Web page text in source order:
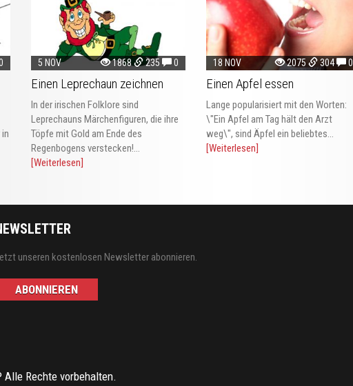
5 NOV 1868 235 0
Einen Leprechaun zeichnen
In der irischen Folklore sind
Leprechauns Märchenfiguren, die ihre
Töpfe mit Gold am Ende des
Regenbogens verstecken!...
[Weiterlesen]
18 NOV 2075 304 0
Einen Apfel essen
Lange popularisiert mit den Worten:
\"Ein Apfel am Tag hält den Arzt
weg\", sind Äpfel ein beliebtes...
[Weiterlesen]
unseren kostenlosen Newsletter abonnieren.
ABONNIEREN
Rechte vorbehalten.